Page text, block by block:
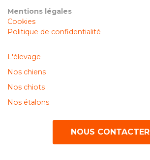
Mentions légales
Cookies
Politique de confidentialité
L'élevage
Nos chiens
Nos chiots
Nos étalons
NOUS CONTACTER